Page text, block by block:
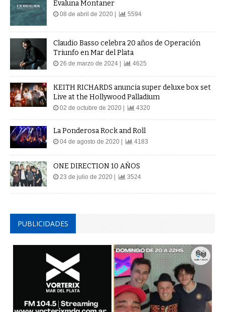
Evaluna Montaner
08 de abril de 2020 | 5594
Claudio Basso celebra 20 años de Operación
Triunfo en Mar del Plata
26 de marzo de 2024 | 4625
KEITH RICHARDS anuncia super deluxe box set
Live at the Hollywood Palladium
02 de octubre de 2020 | 4320
La Ponderosa Rock and Roll
04 de agosto de 2020 | 4183
ONE DIRECTION 10 AÑOS
23 de julio de 2020 | 3524
PUBLICIDADES